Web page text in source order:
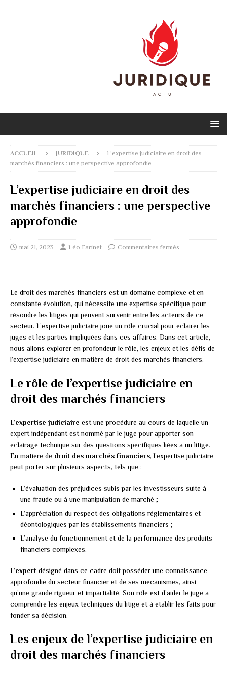
ACCUEIL JURIDIQUE
L’expertise judiciaire en droit des
marchés financiers : une perspective approfondie
L’expertise judiciaire en droit des
marchés financiers : une perspective
approfondie
mai 21, 2023 Léo Farinet Commentaires fermés
Le droit des marchés financiers est un domaine complexe et en
constante évolution, qui nécessite une expertise spécifique pour
résoudre les litiges qui peuvent survenir entre les acteurs de ce
secteur. L’expertise judiciaire joue un rôle crucial pour éclairer les
juges et les parties impliquées dans ces affaires. Dans cet article,
nous allons explorer en profondeur le rôle, les enjeux et les défis de
l’expertise judiciaire en matière de droit des marchés financiers.
Le rôle de l’expertise judiciaire en
droit des marchés financiers
L’expertise judiciaire est une procédure au cours de laquelle un
expert indépendant est nommé par le juge pour apporter son
éclairage technique sur des questions spécifiques liées à un litige.
En matière de droit des marchés financiers, l’expertise judiciaire
peut porter sur plusieurs aspects, tels que :
L’évaluation des préjudices subis par les investisseurs suite à
une fraude ou à une manipulation de marché ;
L’appréciation du respect des obligations réglementaires et
déontologiques par les établissements financiers ;
L’analyse du fonctionnement et de la performance des produits
financiers complexes.
L’expert désigné dans ce cadre doit posséder une connaissance
approfondie du secteur financier et de ses mécanismes, ainsi
qu’une grande rigueur et impartialité. Son rôle est d’aider le juge à
comprendre les enjeux techniques du litige et à établir les faits pour
fonder sa décision.
Les enjeux de l’expertise judiciaire en
droit des marchés financiers